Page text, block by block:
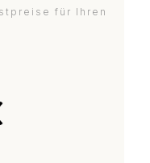
für Ihren